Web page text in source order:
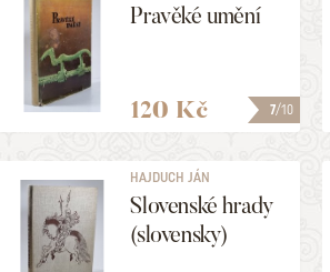
7/10
Pravěké umění
120 Kč
HAJDUCH JÁN
Slovenské hrady
(slovensky)